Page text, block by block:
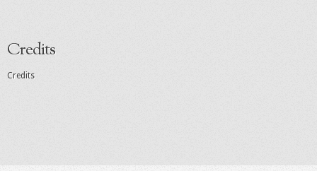
Credits
Credits